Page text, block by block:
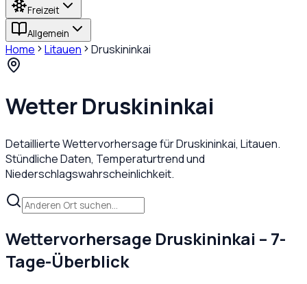
Freizeit
Allgemein
Home Litauen Druskininkai
WetterDruskininkai
Detaillierte Wettervorhersage fürDruskininkai, Litauen.
Stündliche Daten, Temperaturtrend und
Niederschlagswahrscheinlichkeit.
Wettervorhersage Druskininkai – 7-
Tage-Überblick